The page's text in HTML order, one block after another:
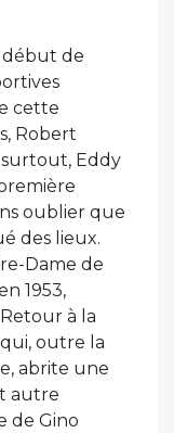
début de
cette
Robert
Eddy
oublier que
des lieux.
Dame de
1953,
à la
outre la
abrite une
autre
de Gino